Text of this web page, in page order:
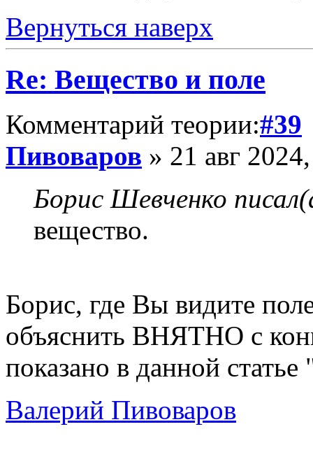
Вернуться наверх
Re: Вещество и поле
Комментарий теории:#39
Пивоваров » 21 авг
Борис Шевченко
вещество.
Борис, где Вы видите
объяснить ВНЯТНО с
показано в данной
Валерий Пивоваров